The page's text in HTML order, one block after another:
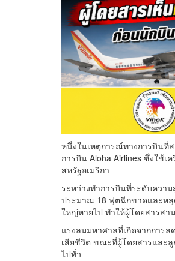
หนึ่งในเหตุการณ์ทางการบินที่
การบิน Aloha Airlines ซึ่งใช้เ
สหรัฐอเมริกา
ระหว่างทำการบินที่ระดับควา
ประมาณ 18 ฟุตฉีกขาดและหลุ
ใหญ่หายไป ทำให้ผู้โดยสารสา
แรงลมมหาศาลที่เกิดจากการ
เสียชีวิต ขณะที่ผู้โดยสารและ
ไปทั่ว